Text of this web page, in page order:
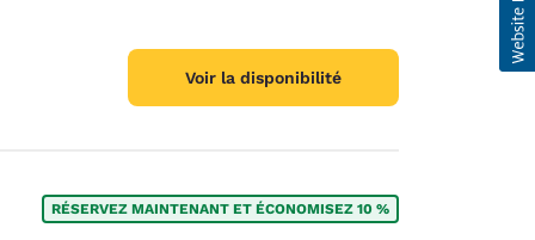
Voir la disponibilité
RÉSERVEZ MAINTENANT ET ÉCONOMISEZ 10 %